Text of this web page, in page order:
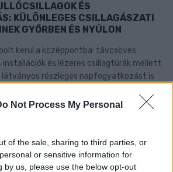
Not Process My Personal
of the sale, sharing to third parties, or
or sensitive information for
by us, please use the below opt-out
ÉS
KÜLÖNLEGES CSILLAGÁSZATI
GYŐRBEN ÉS NYÚLON
kerül a középpontba: távcsöves
installációk és lézeres csillagtúrák mellett
részleges napfogyatkozást is
Szólj hozzá!